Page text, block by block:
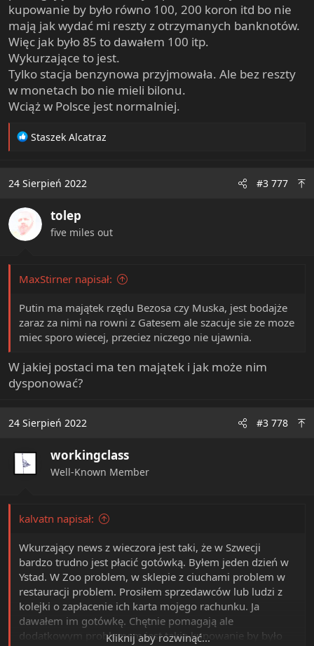
kupowanie by było równo 100, 200 koron itd bo nie
mają jak wydać mi reszty z otrzymanych banknotów.
Więc jak było 85 to dawałem 100 itp.
Wykurzające to jest.
Tylko stacja benzynowa przyjmowała. Ale bez reszty
w monetach bo nie mieli bilonu.
Wciąż w Polsce jest normalniej.
R
t
o
n
s
Staszek Alcatraz
24 Sierpień 2022 #3 777
tolep
five miles out
MaxStirner napisał:
Putin ma majątek rzędu Bezosa czy Muska, jest bodajże
zaraz za nimi na rowni z Gatesem ale szacuje sie ze moze
miec sporo wiecej, przeciez niczego nie ujawnia.
W jakiej postaci ma ten majątek i jak może nim
dysponować?
24 Sierpień 2022 #3 778
workingclass
Well-Known Member
kalvatn napisał:
Wkurzający news z wieczora jest taki, że w Szwecji
bardzo trudno jest płacić gotówką. Byłem jeden dzień w
Ystad. W Zoo problem, w sklepie z ciuchami problem w
restauracji problem. Prosiłem sprzedawców lub ludzi z
kolejki o zapłacenie ich karta mojego rachunku. Ja
dawałem im gotówkę. Chętnie pomagają ale
dodatkowym problemem jest takie kupowanie by było
Kliknij aby rozwinąć...